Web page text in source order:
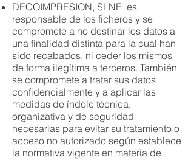
DECOIMPRESION, SLNE es
responsable de los ficheros y se
compromete a no destinar los datos a
una finalidad distinta para la cual han
sido recabados, ni ceder los mismos
de forma ilegítima a terceros. También
se compromete a tratar sus datos
confidencialmente y a aplicar las
medidas de índole técnica,
organizativa y de seguridad
necesarias para evitar su tratamiento o
acceso no autorizado según establece
la normativa vigente en materia de